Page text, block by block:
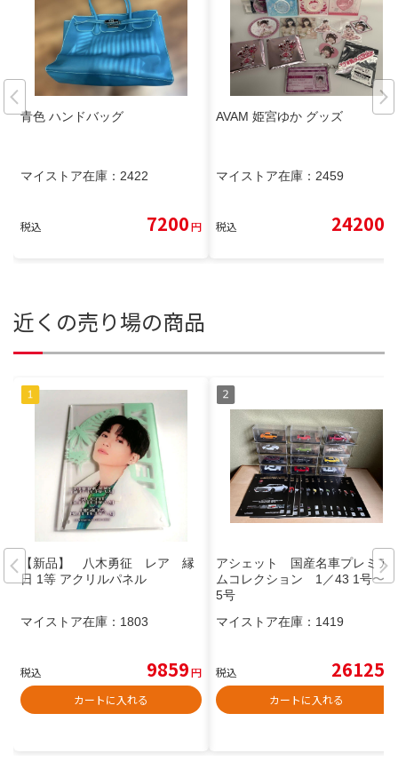
青色 ハンドバッグ
マイストア在庫： 2422
税込 7200円
AVAM 姫宮ゆか グッズ
マイストア在庫： 2459
税込 24200
近くの売り場の商品
【新品】 八木勇征 レア 縁
日 1等 アクリルパネル
マイストア在庫： 1803
税込 9859円
カートに入れる
アシェット 国産名車プレミア
ムコレクション 1／43 1号〜3
5号
マイストア在庫： 1419
税込 26125
カートに入れる